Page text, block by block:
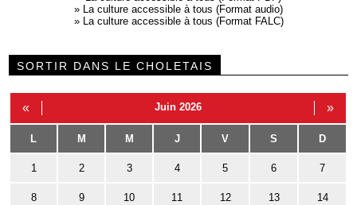
» La culture accessible à tous (Format audio)
» La culture accessible à tous (Format FALC)
SORTIR DANS LE CHOLETAIS
« Juin 2026 »
L M M J V S D
1 2 3 4 5 6 7
8 9 10 11 12 13 14